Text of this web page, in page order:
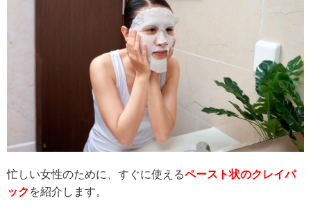
忙しい女性のために、すぐに使えるペースト状のクレイパ
ック を紹介します。